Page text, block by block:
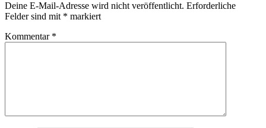
Deine E-Mail-Adresse wird nicht veröffentlicht. Erforderliche
Felder sind mit * markiert
Kommentar *